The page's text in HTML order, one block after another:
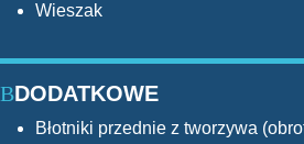
Wieszak
DODATKOWE
Błotniki przednie z tworzywa